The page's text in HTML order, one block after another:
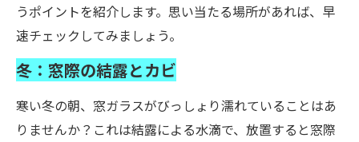
うポイントを紹介します。思い当たる場所があれば、早
速チェックしてみましょう。
冬：窓際の結露とカビ
寒い冬の朝、窓ガラスがびっしょり濡れていることはあ
りませんか？これは結露による水滴で、放置すると窓際